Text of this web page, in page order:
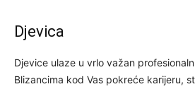
Djevica
Djevice ulaze u vrlo važan
Blizancima kod Vas pokreće karijeru,